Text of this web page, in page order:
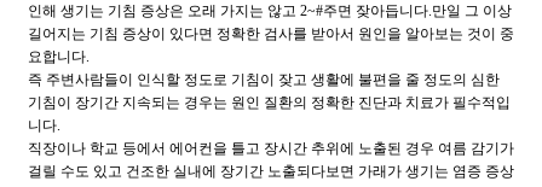
인해 생기는 기침 증상은 오래 가지는 않고 2~#주면 잦아듭니다.만일 그 이상
길어지는 기침 증상이 있다면 정확한 검사를 받아서 원인을 알아보는 것이 중
요합니다.
즉 주변사람들이 인식할 정도로 기침이 잦고 생활에 불편을 줄 정도의 심한
기침이 장기간 지속되는 경우는 원인 질환의 정확한 진단과 치료가 필수적입
니다.
직장이나 학교 등에서 에어컨을 틀고 장시간 추위에 노출된 경우 여름 감기가
걸릴 수도 있고 건조한 실내에 장기간 노출되다보면 가래가 생기는 염증 증상